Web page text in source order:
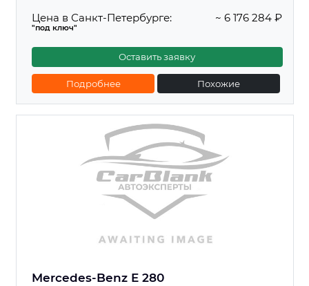
Цена в Санкт-Петербурге:
"под ключ"
~ 6 176 284 ₽
Оставить заявку
Подробнее Похожие
Mercedes-Benz E 280